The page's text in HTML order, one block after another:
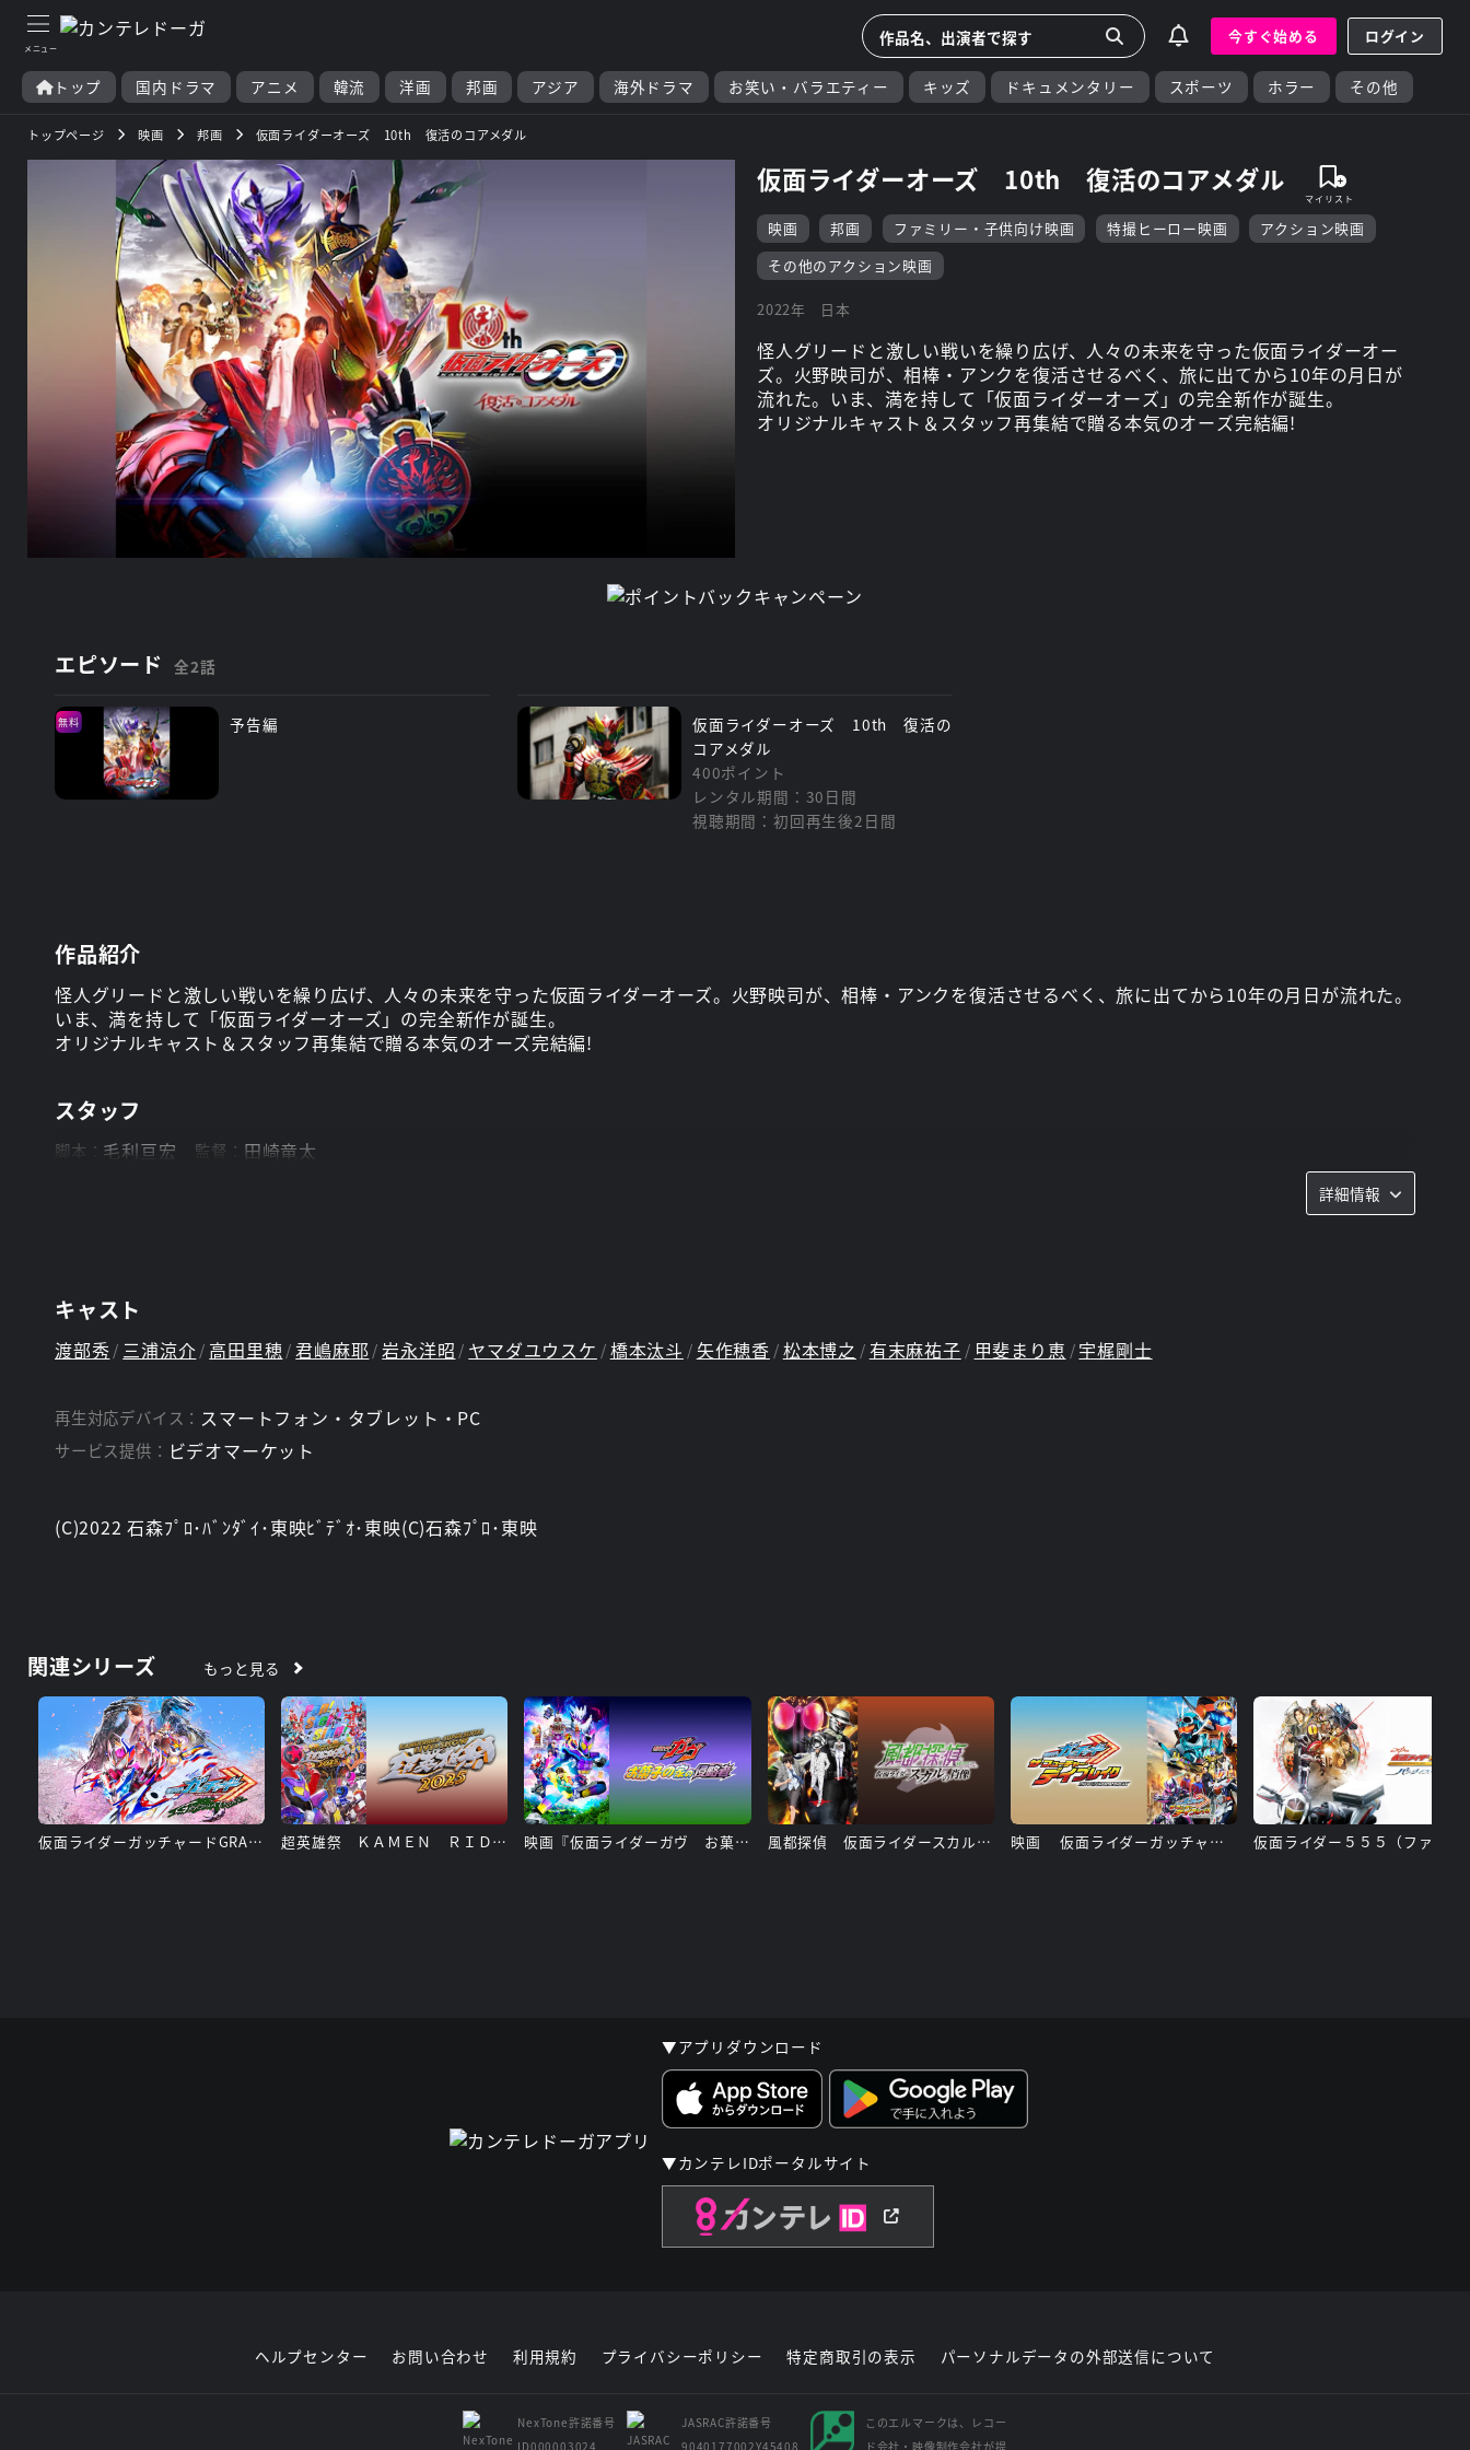
今すぐ始める ログイン
トップ 国内ドラマ アニメ 韓流 洋画 邦画 アジア 海外ドラマ お笑い・バラエティー キッズ ドキュメンタリー スポーツ ホラー その他
トップページ 映画 邦画 仮面ライダーオーズ 10th 復活のコアメダル
仮面ライダーオーズ 10th 復活のコアメダル
映画 邦画 ファミリー・子供向け映画 特撮ヒーロー映画
アクション映画
その他のアクション映画
2022年 日本
怪人グリードと激しい戦いを繰り広げ、人々の未来を守った仮面ライダーオー
ズ。火野映司が、相棒・アンクを復活させるべく、旅に出てから10年の月日が
流れた。いま、満を持して「仮面ライダーオーズ」の完全新作が誕生。
オリジナルキャスト＆スタッフ再集結で贈る本気のオーズ完結編!
エピソード 全2話
無料 予告編
仮面ライダーオーズ 10th 復活の
コアメダル
400ポイント
レンタル期間：30日間
視聴期間：初回再生後2日間
作品紹介
怪人グリードと激しい戦いを繰り広げ、人々の未来を守った仮面ライダーオーズ。火野映司が、相棒・アンクを復活させるべく、旅に出てから10年の月日が流れた。
いま、満を持して「仮面ライダーオーズ」の完全新作が誕生。
オリジナルキャスト＆スタッフ再集結で贈る本気のオーズ完結編!
スタッフ
脚本： 毛利亘宏 監督： 田崎竜太
詳細情報
キャスト
渡部秀 三浦涼介 高田里穂 君嶋麻耶 岩永洋昭 ヤマダユウスケ 橋本汰斗 矢作穂香 松本博之 有末麻祐子 甲斐まり恵 宇梶剛士
再生対応デバイス： スマートフォン・タブレット・PC
サービス提供： ビデオマーケット
(C)2022 石森ﾌﾟﾛ･ﾊﾞﾝﾀﾞｲ･東映ﾋﾞﾃﾞｵ･東映(C)石森ﾌﾟﾛ･東映
関連シリーズ もっと見る
仮面ライダーガッチャードGRADUATIONS／ホッパー１のはるやすみ 超英雄祭 ＫＡＭＥＮ ＲＩＤＥＲ × ＳＵＰＥＲ ＳＥＮＴＡＩ ＬＩＶＥ ＆ ＳＨＯＷ ２０２５ 映画『仮面ライダーガヴ お菓子の家の侵略者』 風都探偵 仮面ライダースカルの肖像 映画 仮面ライダーガッチャード ザ・フューチャー・デイブレイク
▼アプリダウンロード
▼カンテレIDポータルサイト
ヘルプセンター お問い合わせ 利用規約 プライバシーポリシー 特定商取引の表示 パーソナルデータの外部送信について
NexTone許諾番号
ID000003024
JASRAC許諾番号
9040177002Y45408
このエルマークは、レコー
ド会社・映像制作会社が提